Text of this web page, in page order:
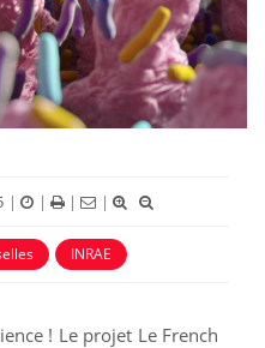
| | | |
INRAE
! Le projet Le French